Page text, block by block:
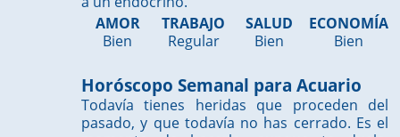
AMOR
Bien
TRABAJO
Regular
SALUD
Bien
ECONOMÍA
Bien
Horóscopo Semanal para Acuario
Todavía tienes heridas que proceden del
pasado, y que todavía no has cerrado. Es el